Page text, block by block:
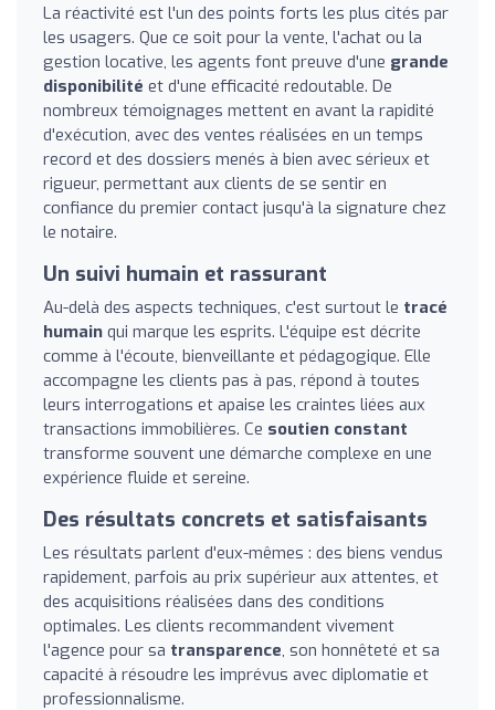
La réactivité est l'un des points forts les plus cités par
les usagers. Que ce soit pour la vente, l'achat ou la
gestion locative, les agents font preuve d'une grande
disponibilité et d'une efficacité redoutable. De
nombreux témoignages mettent en avant la rapidité
d'exécution, avec des ventes réalisées en un temps
record et des dossiers menés à bien avec sérieux et
rigueur, permettant aux clients de se sentir en
confiance du premier contact jusqu'à la signature chez
le notaire.
Un suivi humain et rassurant
Au-delà des aspects techniques, c'est surtout le tracé
humain qui marque les esprits. L'équipe est décrite
comme à l'écoute, bienveillante et pédagogique. Elle
accompagne les clients pas à pas, répond à toutes
leurs interrogations et apaise les craintes liées aux
transactions immobilières. Ce soutien constant
transforme souvent une démarche complexe en une
expérience fluide et sereine.
Des résultats concrets et satisfaisants
Les résultats parlent d'eux-mêmes : des biens vendus
rapidement, parfois au prix supérieur aux attentes, et
des acquisitions réalisées dans des conditions
optimales. Les clients recommandent vivement
l'agence pour sa transparence, son honnêteté et sa
capacité à résoudre les imprévus avec diplomatie et
professionnalisme.